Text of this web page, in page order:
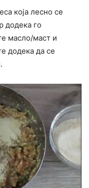
која лесно се
додека го
масло/маст и
додека да се